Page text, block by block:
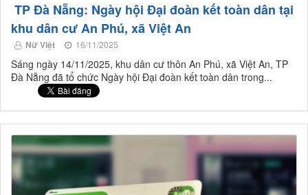
TP Đà Nẵng: Ngày hội Đại đoàn kết toàn dân tại
khu dân cư An Phú, xã Việt An
Nữ Việt 16/11/2025
Sáng ngày 14/11/2025, khu dân cư thôn An Phú, xã Việt An, TP
Đà Nẵng đã tổ chức Ngày hội Đại đoàn kết toàn dân trong...